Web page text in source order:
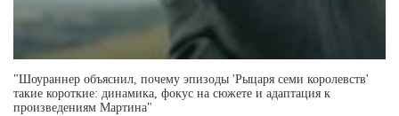
"Шоураннер объяснил, почему эпизоды 'Рыцаря семи королевств'
такие короткие: динамика, фокус на сюжете и адаптация к
произведениям Мартина"